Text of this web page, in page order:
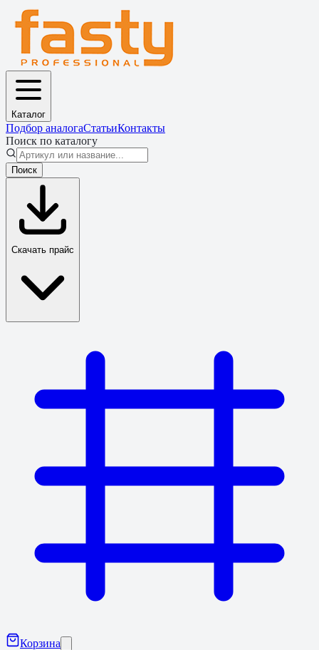
Каталог
Подбор аналогаСтатьиКонтакты
Поиск по каталогу
Поиск
Скачать прайс
Корзина